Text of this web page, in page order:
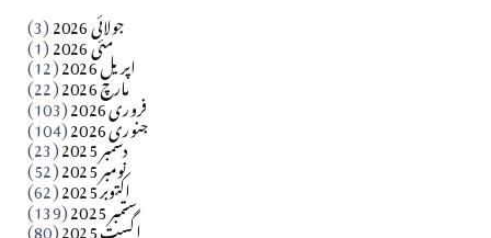
جولائی 2026 (3) مئی 2026 (1) اپریل 2026 (12) مارچ 2026 (22) فروری 2026 (103) جنوری 2026 (104) دسمبر 2025 (23) نومبر 2025 (52) اکتوبر 2025 (62) ستمبر 2025 (139) اگست 2025 (80)